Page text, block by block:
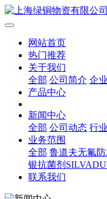
网站首页
热门推荐
关于我们
全部 公司简介 企
产品中心
新闻中心
全部 公司动态 行
业务范围
全部 鲁道夫无氟
银抗菌剂
联系我们